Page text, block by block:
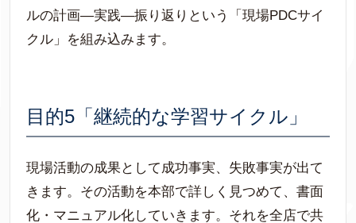
ルの計画―実践―振り返りという「現場PDCサイ
クル」を組み込みます。
目的5「継続的な学習サイクル」
現場活動の成果として成功事実、失敗事実が出て
きます。その活動を本部で詳しく見つめて、書面
化・マニュアル化していきます。それを全店で共